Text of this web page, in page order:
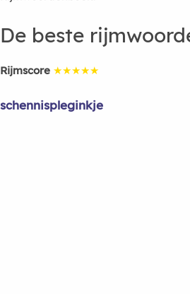
De beste
Rijmscore ★★★★★
schennispleginkje